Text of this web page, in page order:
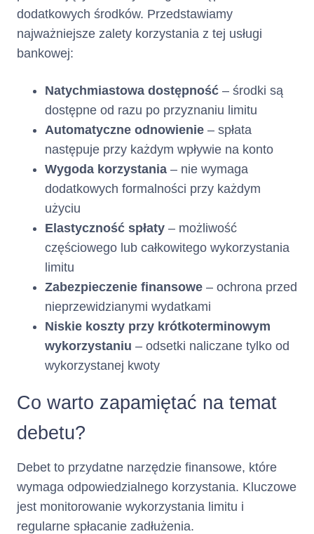
Minimalna Kwota do
Zapłatystanowi sumę:
za opóźnienie, (ii)
opłat za udzielenie i
korzystanie z Limitu
Kredytowego tj.
zaległej Prowizji,
za wydanie i obsługę
Karty naliczonych w
Rozliczeniowych,
opóźnienie, (ii) opłat
korzystanie z Limitu
Prowizji, odsetek oraz
(iii) opłat za wydanie i
obsługę Karty
kwoty przekroczenia
kwoty przekroczenia
Limitu Kredytowego w
bieżącym Okresie
Rozliczeniowym,
dodatkowych środków. Przedstawiamy
najważniejsze zalety korzystania z tej usługi
bankowej:
Natychmiastowa dostępność – środki są
dostępne od razu po przyznaniu limitu
Automatyczne odnowienie – spłata
następuje przy każdym wpływie na konto
Wygoda korzystania – nie wymaga
dodatkowych formalności przy każdym
użyciu
Elastyczność spłaty – możliwość
częściowego lub całkowitego wykorzystania
limitu
Zabezpieczenie finansowe – ochrona przed
nieprzewidzianymi wydatkami
Niskie koszty przy krótkoterminowym
wykorzystaniu – odsetki naliczane tylko od
wykorzystanej kwoty
Co warto zapamiętać na temat
debetu?
Debet to przydatne narzędzie finansowe, które
wymaga odpowiedzialnego korzystania. Kluczowe
jest monitorowanie wykorzystania limitu i
regularne spłacanie zadłużenia.